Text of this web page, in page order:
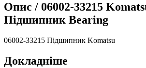
Опис / 06002-33215
Підшипник Bearing
06002-33215 Підшипник Komatsu
Докладніше